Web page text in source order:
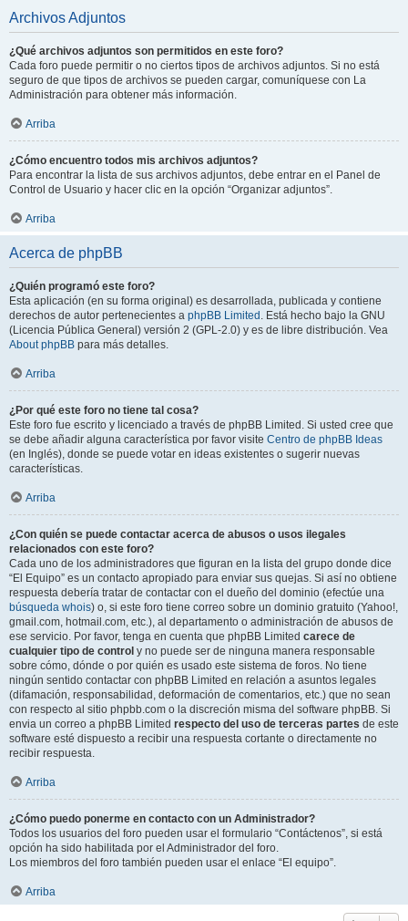
Archivos Adjuntos
¿Qué archivos adjuntos son permitidos en este foro?
Cada foro puede permitir o no ciertos tipos de archivos adjuntos. Si no está
seguro de que tipos de archivos se pueden cargar, comuníquese con La
Administración para obtener más información.
Arriba
¿Cómo encuentro todos mis archivos adjuntos?
Para encontrar la lista de sus archivos adjuntos, debe entrar en el Panel de
Control de Usuario y hacer clic en la opción “Organizar adjuntos”.
Arriba
Acerca de phpBB
¿Quién programó este foro?
Esta aplicación (en su forma original) es desarrollada, publicada y contiene
derechos de autor pertenecientes a phpBB Limited . Está hecho bajo la GNU
(Licencia Pública General) versión 2 (GPL-2.0) y es de libre distribución. Vea
About phpBB para más detalles.
Arriba
¿Por qué este foro no tiene tal cosa?
Este foro fue escrito y licenciado a través de phpBB Limited. Si usted cree que
se debe añadir alguna característica por favor visite Centro de phpBB Ideas
(en Inglés), donde se puede votar en ideas existentes o sugerir nuevas
características.
Arriba
¿Con quién se puede contactar acerca de abusos o usos ilegales
relacionados con este foro?
Cada uno de los administradores que figuran en la lista del grupo donde dice
“El Equipo” es un contacto apropiado para enviar sus quejas. Si así no obtiene
respuesta debería tratar de contactar con el dueño del dominio (efectúe una
búsqueda whois) o, si este foro tiene correo sobre un dominio gratuito (Yahoo!,
gmail.com, hotmail.com, etc.), al departamento o administración de abusos de
ese servicio. Por favor, tenga en cuenta que phpBB Limited carece de
cualquier tipo de control y no puede ser de ninguna manera responsable
sobre cómo, dónde o por quién es usado este sistema de foros. No tiene
ningún sentido contactar con phpBB Limited en relación a asuntos legales
(difamación, responsabilidad, deformación de comentarios, etc.) que no sean
con respecto al sitio phpbb.com o la discreción misma del software phpBB. Si
envia un correo a phpBB Limited respecto del uso de terceras partes de este
software esté dispuesto a recibir una respuesta cortante o directamente no
recibir respuesta.
Arriba
¿Cómo puedo ponerme en contacto con un Administrador?
Todos los usuarios del foro pueden usar el formulario “Contáctenos”, si está
opción ha sido habilitada por el Administrador del foro.
Los miembros del foro también pueden usar el enlace “El equipo”.
Arriba